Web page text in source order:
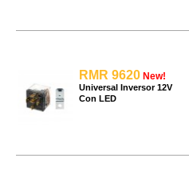
RMR 9620 New!
Universal Inversor 12V
Con LED